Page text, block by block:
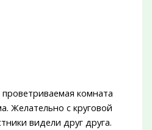
комната
Желательно с круговой
видели друг друга.